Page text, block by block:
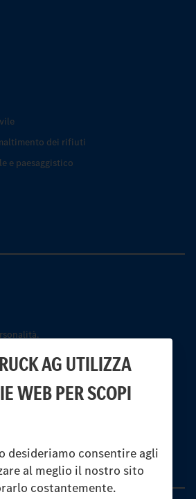
AG UTILIZZA
WEB PER SCOPI
desideriamo consentire agli
al meglio il nostro sito
costantemente.
dei rifiuti
e paesaggistico
e di sicurezza